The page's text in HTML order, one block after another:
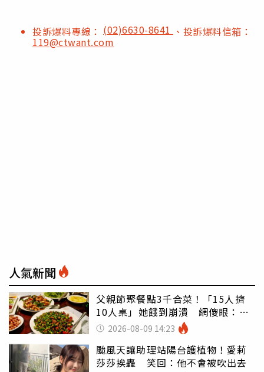
投訴爆料專線： (02)6630-8641 、投訴爆料信箱：
119@ctwant.com
人氣新聞
父親節聚餐點3千合菜！「15人擠
10人桌」她餓到崩潰 網傻眼：讓
店家看笑話
2026-08-09 14:23
颱風天讓助理站陽台護植物！愛莉
莎莎挨轟 笑回：他不會被吹出去